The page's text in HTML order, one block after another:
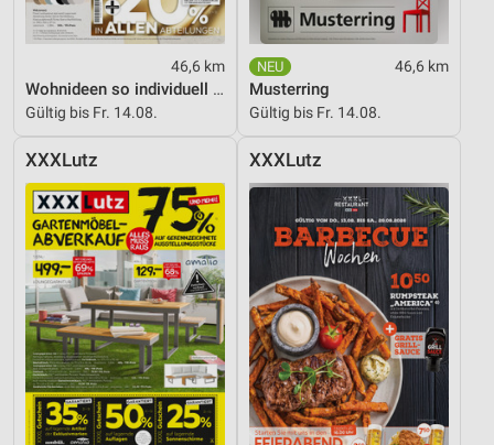
46,6 km
Wohnideen so individuell wie du!
Gültig bis Fr. 14.08.
46,6 km
Musterring
Gültig bis Fr. 14.08.
XXXLutz XXXLutz